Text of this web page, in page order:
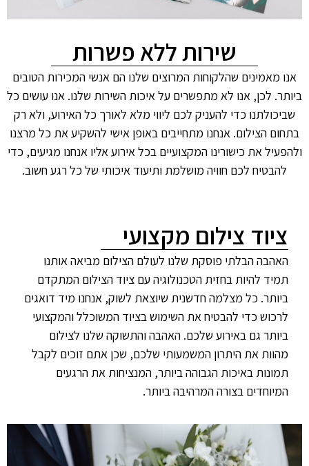
שירות ללא פשרות
אנו מאמינים שהלקוחות המרוצים שלנו הם אנשי המכירות הטובים
ביותר. לכן, אנו לא מתפשרים על איכות השירות שלנו. אנו עושים כל
שביכולתנו כדי להעניק לכם ליווי מלא לאורך כל האירוע, ולא רק
בתחום הצילום. אנחנו מתחייבים באופן אישי להשקיע את כל מרצנו
ולהפעיל את כישורינו המקצועיים בכל אירוע אליו אנחנו מגיעים, כדי
להבטיח לכם חוויה מושלמת ותיעוד איכותי של כל רגע חשוב.
ציוד צילום מקצועי
האהבה הבלתי פוסקת שלנו לעולם הצילום מביאה אותנו
תמיד להיות בחזית הטכנולוגיה עם ציוד הצילום המתקדם
ביותר. כל מצלמה חדשנית שיוצאת לשוק, אנחנו מיד דואגים
לרכוש כדי להבטיח את השימוש בציוד המשוכלל והמקצועי
ביותר גם באירוע שלכם. האהבה והתשוקה שלנו לצילום
מהוות את היתרון המשמעותי שלכם, שכן אתם זוכים לקבל
תמונות באיכות הגבוהה ביותר, המנציחות את הרגעים
המיוחדים בצורה המרהיבה ביותר.